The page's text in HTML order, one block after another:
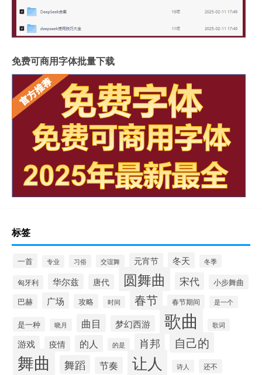
免费可商用字体批量下载
标签
一首 专业 习俗 交谊舞 元宵节 冬天 冬季
匈牙利 华尔兹 唐代 圆舞曲 宋代
小步舞曲
巴赫
广场 攻略 时间 春节 春节期间 是一个
是一种 晓月 曲目 梦幻西游 歌曲 歌词
游戏 疫情 的人 的是 肖邦 自己的
舞曲 舞蹈 节奏 让人 诗人 还不